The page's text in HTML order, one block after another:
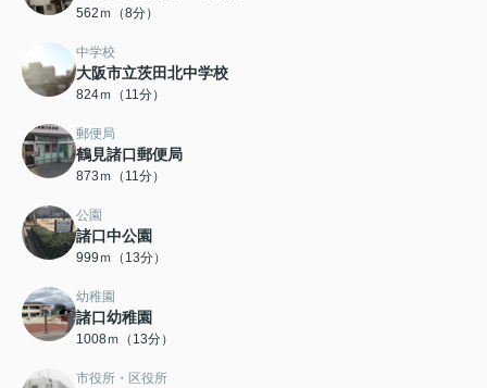
562ｍ（8分）
中学校
大阪市立茨田北中学校
824ｍ（11分）
郵便局
鶴見諸口郵便局
873ｍ（11分）
公園
諸口中公園
999ｍ（13分）
幼稚園
諸口幼稚園
1008ｍ（13分）
市役所・区役所